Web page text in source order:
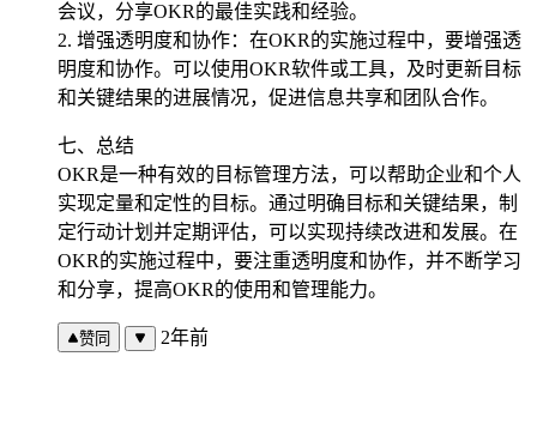
会议，分享OKR的最佳实践和经验。
2. 增强透明度和协作：在OKR的实施过程中，要增强透
明度和协作。可以使用OKR软件或工具，及时更新目标
和关键结果的进展情况，促进信息共享和团队合作。
七、总结
OKR是一种有效的目标管理方法，可以帮助企业和个人
实现定量和定性的目标。通过明确目标和关键结果，制
定行动计划并定期评估，可以实现持续改进和发展。在
OKR的实施过程中，要注重透明度和协作，并不断学习
和分享，提高OKR的使用和管理能力。
赞同 2年前